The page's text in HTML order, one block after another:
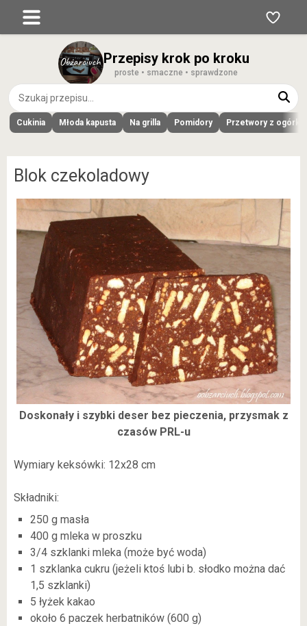
Przepisy krok po kroku
proste • smaczne • sprawdzone
Cukinia Młoda kapusta Na grilla Pomidory Przetwory z
Blok czekoladowy
Doskonały i szybki deser bez pieczenia, przysmak z
czasów PRL-u
Wymiary keksówki: 12x28 cm
Składniki:
250 g masła
400 g mleka w proszku
3/4 szklanki mleka (może być woda)
1 szklanka cukru (jeżeli ktoś lubi b. słodko można dać
1,5 szklanki)
5 łyżek kakao
około 6 paczek herbatników (600 g)